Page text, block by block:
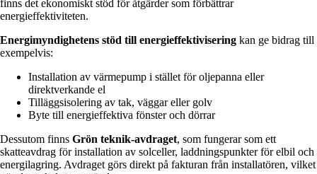
finns det ekonomiskt stöd för åtgärder som förbättrar
energieffektiviteten.
Energimyndighetens stöd till energieffektivisering kan ge bidrag till
exempelvis:
Installation av värmepump i stället för oljepanna eller
direktverkande el
Tilläggsisolering av tak, väggar eller golv
Byte till energieffektiva fönster och dörrar
Dessutom finns Grön teknik-avdraget, som fungerar som ett
skatteavdrag för installation av solceller, laddningspunkter för elbil och
energilagring. Avdraget görs direkt på fakturan från installatören, vilket